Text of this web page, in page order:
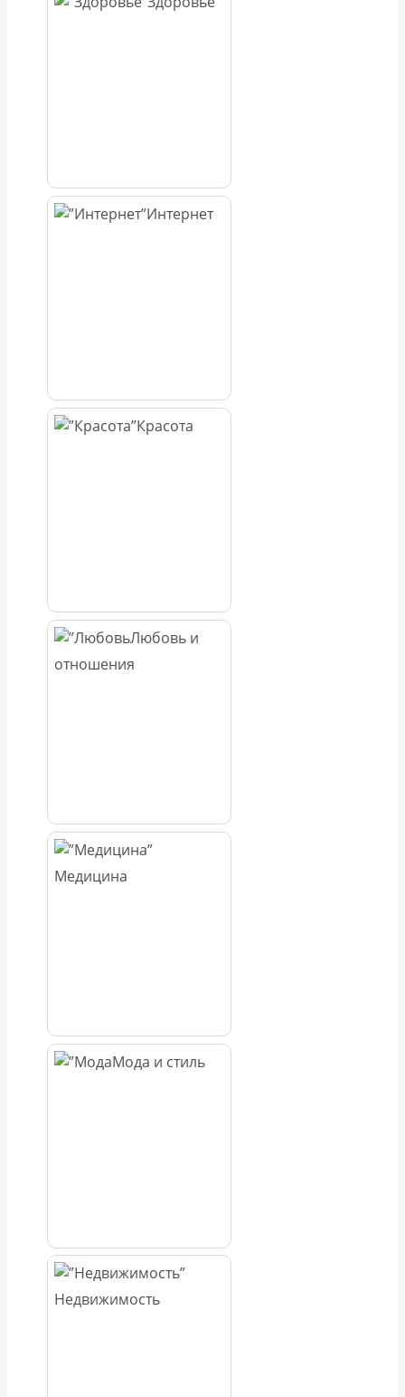
Интернет
Красота
Любовь и
отношения
Медицина
Мода и стиль
Недвижимость